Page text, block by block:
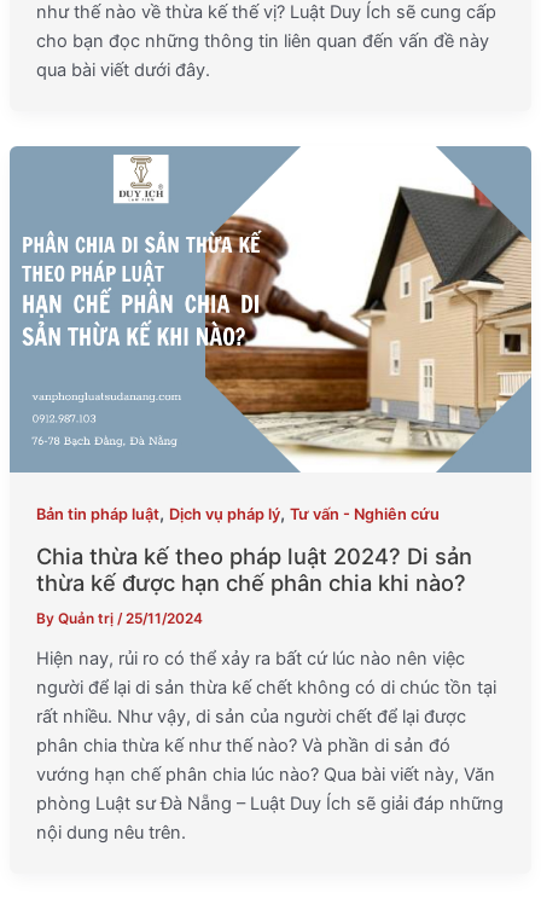
như thế nào về thừa kế thế vị? Luật Duy Ích sẽ cung cấp
cho bạn đọc những thông tin liên quan đến vấn đề này
qua bài viết dưới đây.
Bản tin pháp luật, Dịch vụ pháp lý, Tư vấn - Nghiên cứu
Chia thừa kế theo pháp luật 2024? Di sản
thừa kế được hạn chế phân chia khi nào?
By Quản trị /25/11/2024
Hiện nay, rủi ro có thể xảy ra bất cứ lúc nào nên việc
người để lại di sản thừa kế chết không có di chúc tồn tại
rất nhiều. Như vậy, di sản của người chết để lại được
phân chia thừa kế như thế nào? Và phần di sản đó
vướng hạn chế phân chia lúc nào? Qua bài viết này, Văn
phòng Luật sư Đà Nẵng – Luật Duy Ích sẽ giải đáp những
nội dung nêu trên.